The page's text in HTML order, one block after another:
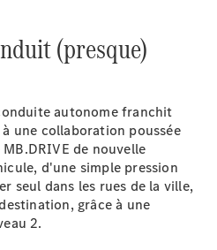
(presque)
autonome franchit
une collaboration poussée
de nouvelle
d'une simple pression
seul dans les rues de la ville,
grâce à une
2.